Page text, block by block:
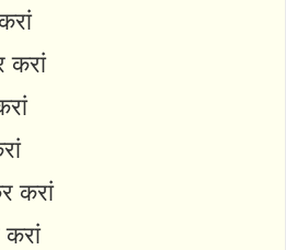
करां
करां
करां